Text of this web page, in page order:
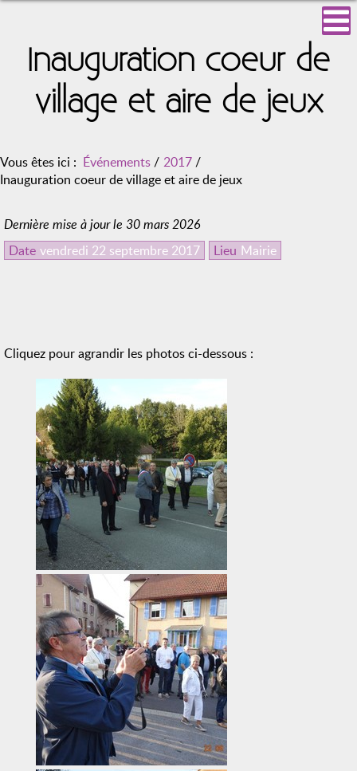
Inauguration coeur de
village et aire de jeux
Vous êtes ici : Événements / 2017 /
Inauguration coeur de village et aire de jeux
Dernière mise à jour le 30 mars 2026
Date vendredi 22 septembre 2017 Lieu Mairie
Cliquez pour agrandir les photos ci-dessous :